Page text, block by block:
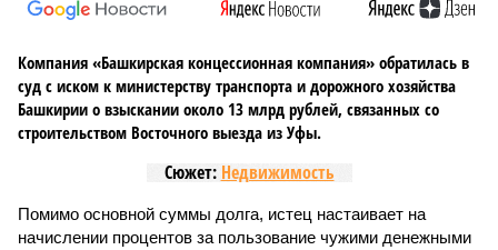
Компания «Башкирская концессионная компания» обратилась в
суд с иском к министерству транспорта и дорожного хозяйства
Башкирии о взыскании около 13 млрд рублей, связанных со
строительством Восточного выезда из Уфы.
Сюжет: Недвижимость
Помимо основной суммы долга, истец настаивает на
начислении процентов за пользование чужими денежными